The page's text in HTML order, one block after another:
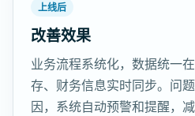
上线后
改善效果
业务流程系统化，数据统一
存、财务信息实时同步。问
因，系统自动预警和提醒，减